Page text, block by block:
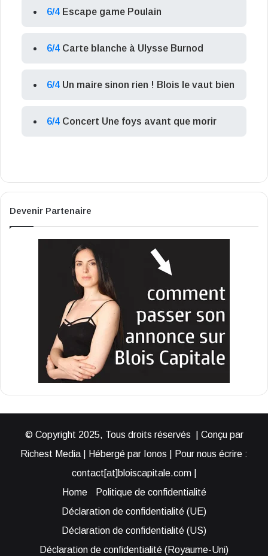
6/4 Escape game Poulain
6/4 Carte blanche à Ulysse Burnod
6/4 Un maire sinon rien ! Blois le vaut bien
6/4 Concert Une foys avant que morir
Devenir Partenaire
© Copyright 2025, Tous droits réservés | Conçu par
Richest Media | Hébergé par Ionos | Pour nous écrire :
contact[at]bloiscapitale.com |
Home
Politique de confidentialité
Déclaration de confidentialité (UE)
Déclaration de confidentialité (US)
Déclaration de confidentialité (Royaume-Uni)